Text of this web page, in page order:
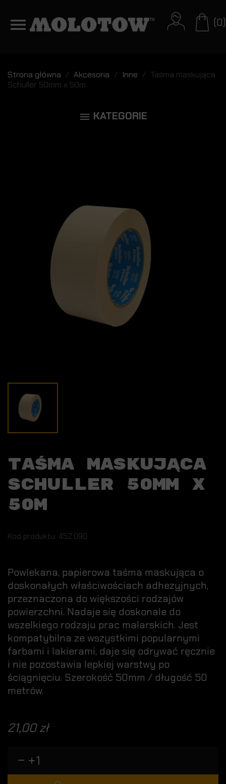
(0)
Strona główna Akcesoria Inne
Taśma maskująca
Schuller 50mm x 50m
 KATEGORIE
TAŚMA MASKUJĄCA
SCHULLER 50MM X
50M
Kod produktu: 452.090
Powlekana, papierowa taśma maskująca o
doskonałych właściwościach adhezyjnych,
przeznaczona do większości rodzajów
powierzchni. Nadaje się doskonale do
wszelkiego rodzaju prac malarskich. Jest
kompatybilna ze wszystkimi popularnymi
farbami i lakierami, daje się odrywać ręcznie
i nie pozostawia lepkiej warstwy po
ściągnięciu. Szerokość 50mm / długość 50
metrów.
21,00 zł